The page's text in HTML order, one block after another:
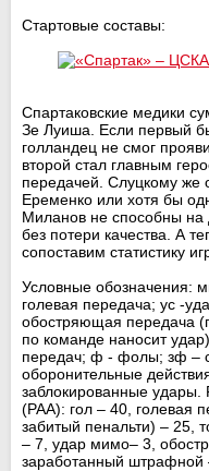
Стартовые составы:
Спартаковские медики
Зе Луиша. Если первый
голландец не смог
второй стал главным
передачей. Слуцкому же
Еременко или хотя бы
Миланов не способны
без потери качества. А
сопоставим статистику
Условные обозначения:
голевая передача; ус -
обостряющая передача
по команде наносит
передач; ф - фолы; зф –
оборонительные
заблокированные удары.
(РАА): гол – 40, голевая
забитый пенальти) – 25,
– 7, удар мимо– 3,
заработанный штрафной